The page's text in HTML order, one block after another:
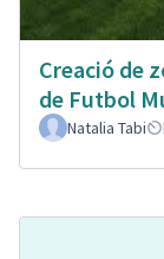
Creació de
de Futbol
Natalia Tabi